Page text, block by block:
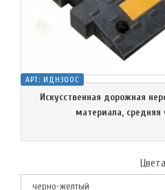
АРТ: ИДН300С
Искусственная дорожная
материала,